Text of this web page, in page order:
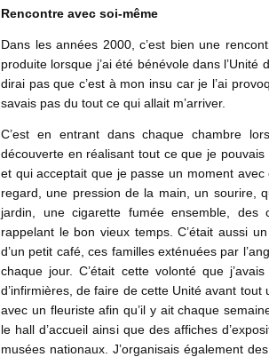
Rencontre avec soi-même
Dans les années 2000, c’est bien une
produite lorsque j’ai été bénévole dans
dirai pas que c’est à mon insu car je l’ai
savais pas du tout ce qui allait m’arriver.
C’est en entrant dans chaque chambre
découverte en réalisant tout ce que je
et qui acceptait que je passe un moment
regard, une pression de la main, un sourire,
jardin, une cigarette fumée ensemble,
rappelant le bon vieux temps. C’était aussi
d’un petit café, ces familles exténuées par
chaque jour. C’était cette volonté que
d’infirmières, de faire de cette Unité avant
avec un fleuriste afin qu’il y ait chaque
le hall d’accueil ainsi que des affiches
musées nationaux. J’organisais également